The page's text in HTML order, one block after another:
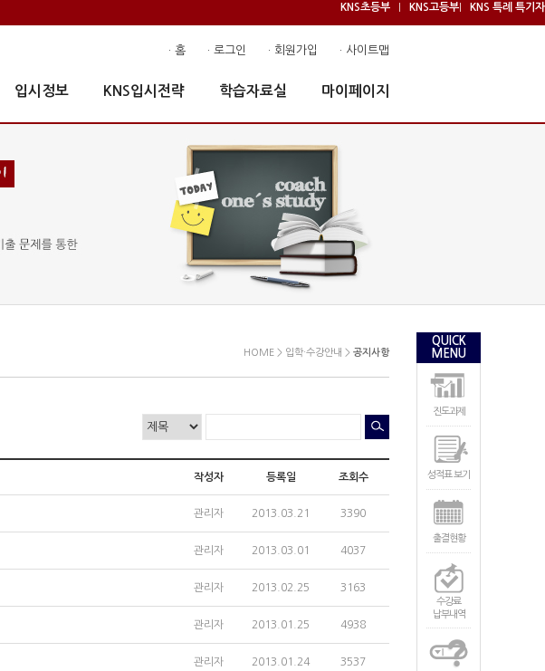
KNS초등부 KNS고등부 KNS 특례 특기자
· 홈 · 로그인 · 회원가입 · 사이트맵
입시정보 KNS입시전략 학습자료실 마이페이지
HOME > 입학·수강안내 > 공지사항
작성자 등록일 조회수
관리자 2013.03.21 3390
관리자 2013.03.01 4037
관리자 2013.02.25 3163
관리자 2013.01.25 4938
관리자 2013.01.24 3537
QUICK
MENU
진도과제
성적표 보기
출결현황
수강료
납부내역